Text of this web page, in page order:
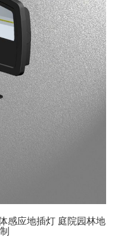
感应地插灯 庭院园林地